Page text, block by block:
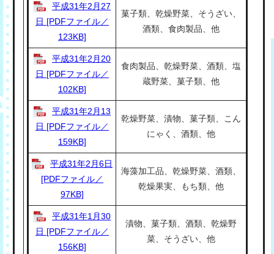
平成31年2月27
日 [PDFファイル／
123KB]
菓子類、乾燥野菜、そうざい、
酒類、食肉製品、他
平成31年2月20
日 [PDFファイル／
102KB]
食肉製品、乾燥野菜、酒類、塩
蔵野菜、菓子類、他
平成31年2月13
日 [PDFファイル／
159KB]
乾燥野菜、漬物、菓子類、こん
にゃく、酒類、他
平成31年2月6日
[PDFファイル／
97KB]
海藻加工品、乾燥野菜、酒類、
乾燥果実、もち類、他
平成31年1月30
日 [PDFファイル／
156KB]
漬物、菓子類、酒類、乾燥野
菜、そうざい、他